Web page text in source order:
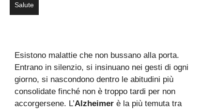
Salute
Esistono malattie che non bussano alla porta.
Entrano in silenzio, si insinuano nei gesti di ogni
giorno, si nascondono dentro le abitudini più
consolidate finché non è troppo tardi per non
accorgersene. L’Alzheimer è la più temuta tra